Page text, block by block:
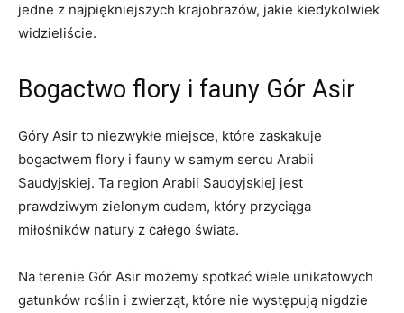
jedne‍ z najpiękniejszych krajobrazów, ‌jakie kiedykolwiek
widzieliście.
Bogactwo flory i fauny⁣ Gór ‌Asir
Góry Asir to niezwykłe miejsce, które zaskakuje
bogactwem flory i fauny w samym sercu Arabii
Saudyjskiej. Ta region Arabii ​Saudyjskiej jest
prawdziwym zielonym⁢ cudem, który przyciąga
miłośników natury z całego świata.
Na terenie Gór Asir możemy spotkać wiele ⁤unikatowych
gatunków roślin i zwierząt,⁤ które nie występują nigdzie